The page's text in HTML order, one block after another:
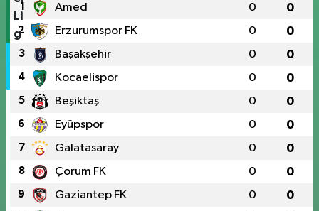
1 Amed 0 0
2 Erzurumspor FK 0 0
3 Başakşehir 0 0
4 Kocaelispor 0 0
5 Beşiktaş 0 0
6 Eyüpspor 0 0
7 Galatasaray 0 0
8 Çorum FK 0 0
9 Gaziantep FK 0 0